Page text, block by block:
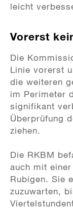
leicht
Vorerst
Die
Linie vorerst
die weiteren
im Perimeter
signifikant
Überprüfung
ziehen.
Die RKBM
auch mit
Rubigen. Sie
zuzuwarten,